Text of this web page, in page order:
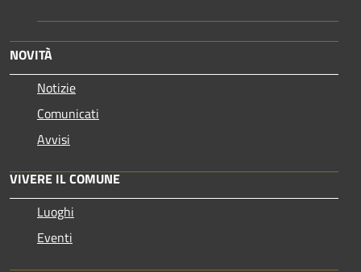
NOVITÀ
Notizie
Comunicati
Avvisi
VIVERE IL COMUNE
Luoghi
Eventi